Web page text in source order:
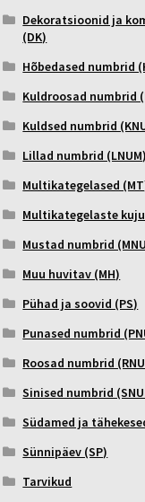
Dekoratsioonid ja
(DK)
Hõbedased numbrid
Kuldroosad numbrid
Kuldsed numbrid
Lillad numbrid (LNUM)
Multikategelased
Multikategelaste
Mustad numbrid
Muu huvitav (MH)
Pühad ja soovid (PS)
Punased numbrid
Roosad numbrid
Sinised numbrid
Südamed ja
Sünnipäev (SP)
Tarvikud